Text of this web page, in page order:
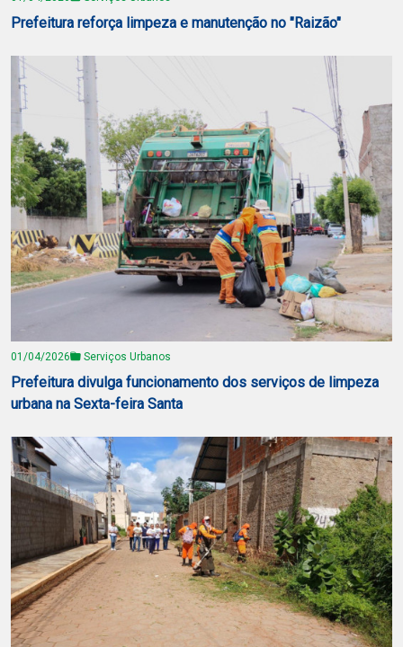
Prefeitura reforça limpeza e manutenção no "Raizão"
01/04/2026 Serviços Urbanos
Prefeitura divulga funcionamento dos serviços de limpeza
urbana na Sexta-feira Santa